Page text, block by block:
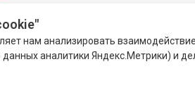
Поиск
нам анализировать
аналитики Яндекс.Метрики) и